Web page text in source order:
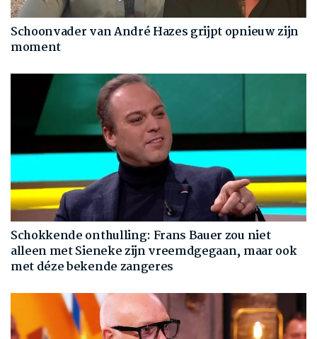
Schoonvader van André Hazes grijpt opnieuw zijn
moment
Schokkende onthulling: Frans Bauer zou niet
alleen met Sieneke zijn vreemdgegaan, maar ook
met déze bekende zangeres